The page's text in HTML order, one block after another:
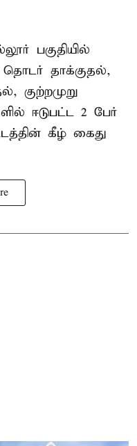
பகுதியில்
தாக்குதல்,
குற்றமுறு
ஈடுபட்ட 2 பேர்
கீழ் கைது